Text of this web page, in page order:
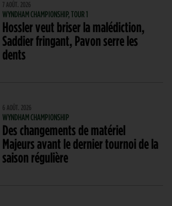
7 AOÛT. 2026
WYNDHAM CHAMPIONSHIP, TOUR 1
Hossler veut briser la malédiction,
Saddier fringant, Pavon serre les
dents
6 AOÛT. 2026
WYNDHAM CHAMPIONSHIP
Des changements de matériel
Majeurs avant le dernier tournoi de la
saison régulière